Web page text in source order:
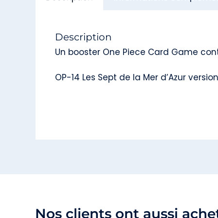
Description
Un booster One Piece Card Game
OP-14 Les Sept de la Mer d’Azur
Nos clients ont aussi